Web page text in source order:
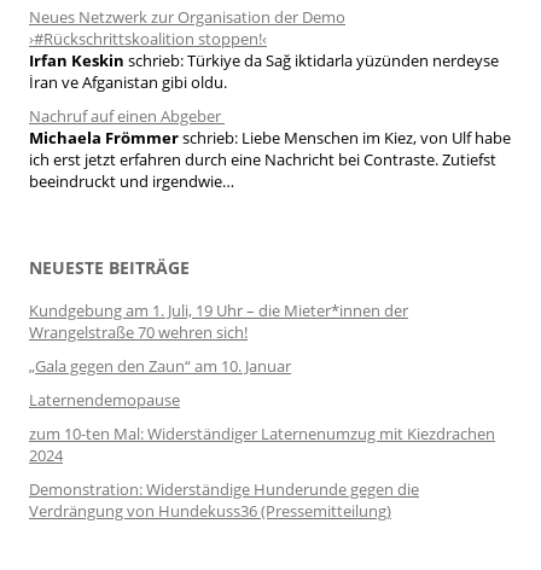
Neues Netzwerk zur Organisation der Demo
›#Rückschrittskoalition stoppen!‹
Irfan Keskin schrieb:Türkiye da Sağ iktidarla yüzünden nerdeyse
İran ve Afganistan gibi oldu.
Nachruf auf einen Abgeber
Michaela Frömmerschrieb: Liebe Menschen im Kiez, von Ulf habe
ich erst jetzt erfahren durch eine Nachricht bei Contraste. Zutiefst
beeindruckt und irgendwie…
NEUESTE BEITRÄGE
Kundgebung am 1. Juli, 19 Uhr – die Mieter*innen der
Wrangelstraße 70 wehren sich!
„Gala gegen den Zaun“ am 10. Januar
Laternendemopause
zum 10-ten Mal: Widerständiger Laternenumzug mit Kiezdrachen
2024
Demonstration: Widerständige Hunderunde gegen die
Verdrängung von Hundekuss36 (Pressemitteilung)